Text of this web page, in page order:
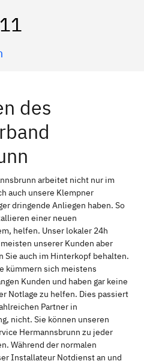
des
arbeitet nicht nur im
auch unsere Klempner
dringende Anliegen haben. So
einer neuen
helfen. Unser lokaler 24h
unserer Kunden aber
auch im Hinterkopf behalten.
kümmern sich meistens
Kunden und haben gar keine
Notlage zu helfen. Dies passiert
Partner in
nicht. Sie können unseren
Hermannsbrunn zu jeder
Während der normalen
Installateur Notdienst an und